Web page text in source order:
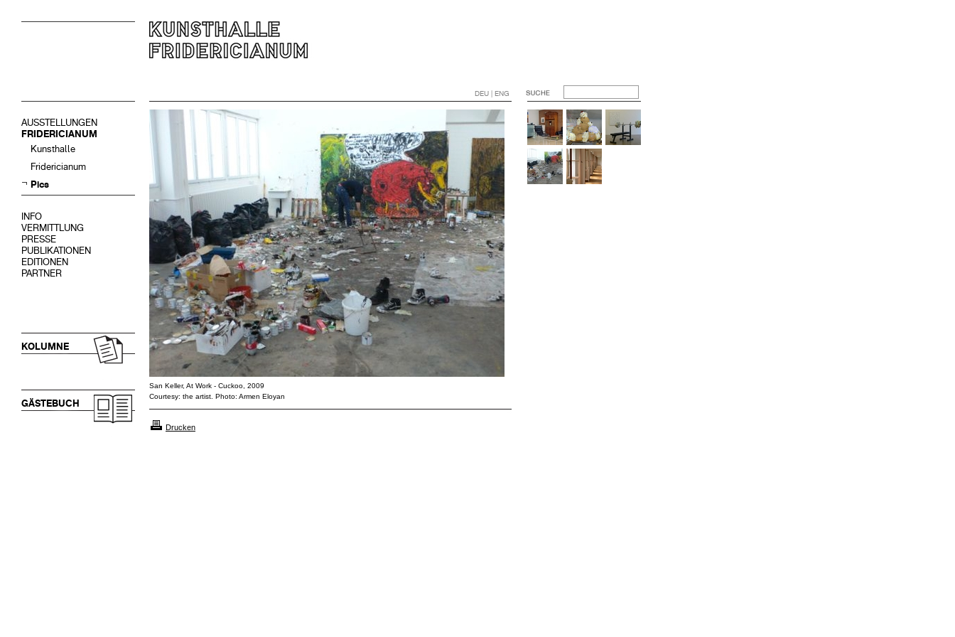
DEU | ENG
AUSSTELLUNGEN
FRIDERICIANUM
Kunsthalle
Fridericianum
Pics
INFO
VERMITTLUNG
PRESSE
PUBLIKATIONEN
EDITIONEN
PARTNER
KOLUMNE
GÄSTEBUCH
San Keller, At Work - Cuckoo, 2009
Courtesy: the artist. Photo: Armen Eloyan
Drucken